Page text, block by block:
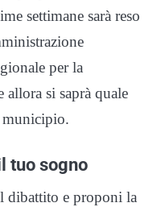
settimane sarà reso
per la
si saprà quale
municipio.
tuo sogno
dibattito e proponi la